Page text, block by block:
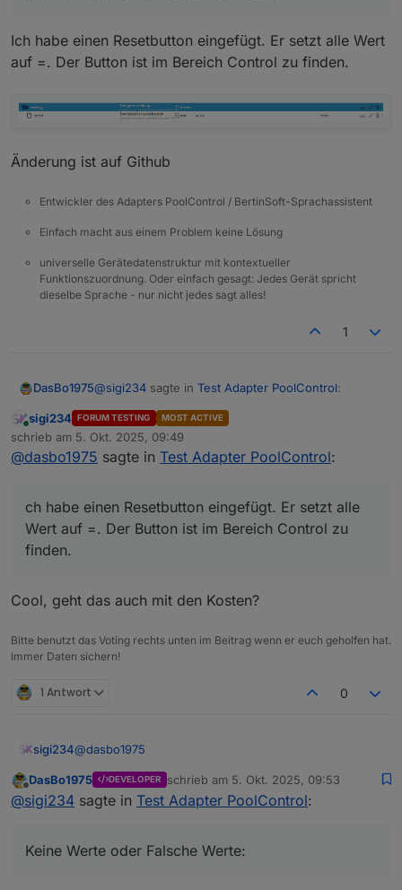
Ich habe einen Resetbutton eingefügt. Er setzt alle Wert
auf =. Der Button ist im Bereich Control zu finden.
Änderung ist auf Github
Entwickler des Adapters PoolControl / BertinSoft-Sprachassistent
Einfach macht aus einem Problem keine Lösung
universelle Gerätedatenstruktur mit kontextueller
Funktionszuordnung. Oder einfach gesagt: Jedes Gerät spricht
dieselbe Sprache - nur nicht jedes sagt alles!
1
DasBo1975@sigi234 sagte in Test Adapter PoolControl:
@dasbo1975
Hallo, Stromverbrauch rechnet noch mit alten
Ich habe einen Resetbutton eingefügt. Er setzt alle
finden.
Änderung ist auf Github
Online
sigi234 FORUM TESTING MOST ACTIVE
schrieb am 5. Okt. 2025, 09:49
zuletzt editiert von
@dasbo1975 sagte in Test Adapter PoolControl:
ch habe einen Resetbutton eingefügt. Er setzt alle
Wert auf =. Der Button ist im Bereich Control zu
finden.
Cool, geht das auch mit den Kosten?
Bitte benutzt das Voting rechts unten im Beitrag wenn er euch geholfen hat.
Immer Daten sichern!
1 Antwort 0
sigi234@dasbo1975
Keine Werte oder Falsche Werte:
Offline
DasBo1975 DEVELOPER schrieb am 5. Okt. 2025, 09:53
zuletzt editiert von
@sigi234 sagte in Test Adapter PoolControl:
Keine Werte oder Falsche Werte: